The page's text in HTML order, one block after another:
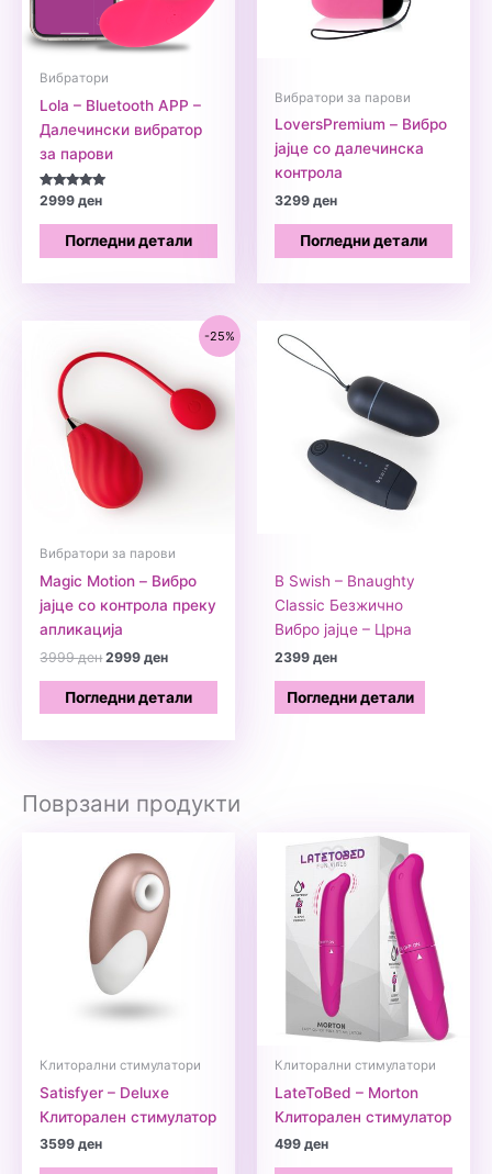
Вибратори
Lola – Bluetooth APP –
Далечински вибратор
за парови
Оценето
5.00
од 5
2999ден
Погледни детали
Вибратори за парови
LoversPremium – Вибро
јајце со далечинска
контрола
3299ден
Погледни детали
-25%
Вибратори за парови
Magic Motion – Вибро
јајце со контрола преку
апликација
3999денOriginal
was:
3999 ден.
2999денCurrent
is:
Погледни детали
B Swish – Bnaughty
Classic Безжично
Вибро јајце – Црна
2399ден
Погледни детали
Поврзани продукти
Клиторални стимулатори
Satisfyer – Deluxe
Клиторален стимулатор
3599ден
Клиторални стимулатори
LateToBed – Morton
Клиторален стимулатор
499ден